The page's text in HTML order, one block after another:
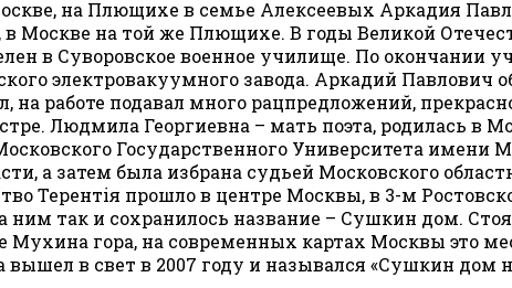
на Плющихе в семье Алексеевых Аркадия
в Москве на той же Плющихе. В годы Великой
в Суворовское военное училище. По окончании
электровакуумного завода. Аркадий
на работе подавал много рацпредложений,
Людмила Георгиевна – мать поэта, родилась в
Государственного Университета имени
а затем была избрана судьей Московского
Терентiя прошло в центре Москвы, в 3-м
ним так и сохранилось название – Сушкин дом.
Мухина гора, на современных картах Москвы это
вышел в свет в 2007 году и назывался «Сушкин дом